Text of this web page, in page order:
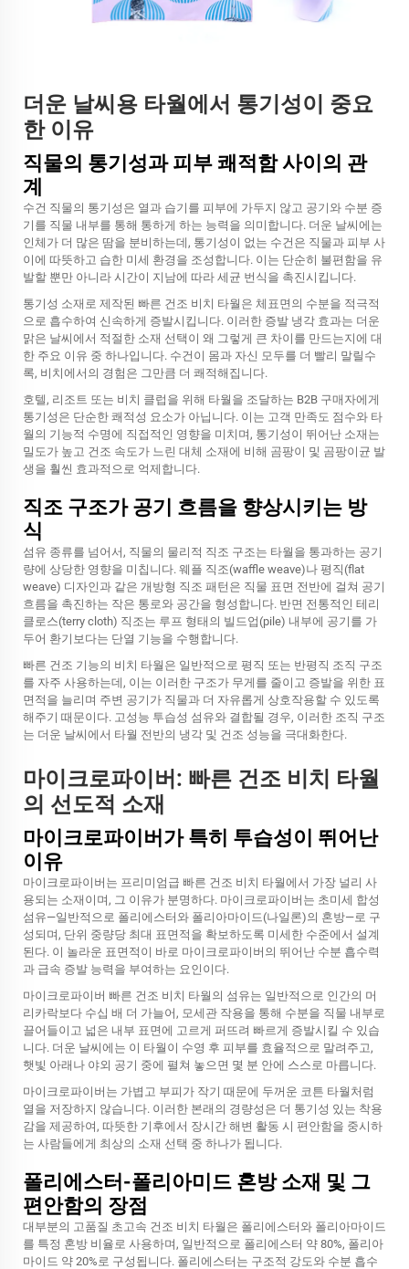
더운 날씨용 타월에서 통기성이 중요
한 이유
직물의 통기성과 피부 쾌적함 사이의 관
계
수건 직물의 통기성은 열과 습기를 피부에 가두지 않고 공기와 수분 증
기를 직물 내부를 통해 통하게 하는 능력을 의미합니다. 더운 날씨에는
인체가 더 많은 땀을 분비하는데, 통기성이 없는 수건은 직물과 피부 사
이에 따뜻하고 습한 미세 환경을 조성합니다. 이는 단순히 불편함을 유
발할 뿐만 아니라 시간이 지남에 따라 세균 번식을 촉진시킵니다.
통기성 소재로 제작된 빠른 건조 비치 타월은 체표면의 수분을 적극적
으로 흡수하여 신속하게 증발시킵니다. 이러한 증발 냉각 효과는 더운
맑은 날씨에서 적절한 소재 선택이 왜 그렇게 큰 차이를 만드는지에 대
한 주요 이유 중 하나입니다. 수건이 몸과 자신 모두를 더 빨리 말릴수
록, 비치에서의 경험은 그만큼 더 쾌적해집니다.
호텔, 리조트 또는 비치 클럽을 위해 타월을 조달하는 B2B 구매자에게
통기성은 단순한 쾌적성 요소가 아닙니다. 이는 고객 만족도 점수와 타
월의 기능적 수명에 직접적인 영향을 미치며, 통기성이 뛰어난 소재는
밀도가 높고 건조 속도가 느린 대체 소재에 비해 곰팡이 및 곰팡이균 발
생을 훨씬 효과적으로 억제합니다.
직조 구조가 공기 흐름을 향상시키는 방
식
섬유 종류를 넘어서, 직물의 물리적 직조 구조는 타월을 통과하는 공기
량에 상당한 영향을 미칩니다. 웨플 직조(waffle weave)나 평직(flat
weave) 디자인과 같은 개방형 직조 패턴은 직물 표면 전반에 걸쳐 공기
흐름을 촉진하는 작은 통로와 공간을 형성합니다. 반면 전통적인 테리
클로스(terry cloth) 직조는 루프 형태의 빌드업(pile) 내부에 공기를 가
두어 환기보다는 단열 기능을 수행합니다.
빠른 건조 기능의 비치 타월은 일반적으로 평직 또는 반평직 조직 구조
를 자주 사용하는데, 이는 이러한 구조가 무게를 줄이고 증발을 위한 표
면적을 늘리며 주변 공기가 직물과 더 자유롭게 상호작용할 수 있도록
해주기 때문이다. 고성능 투습성 섬유와 결합될 경우, 이러한 조직 구조
는 더운 날씨에서 타월 전반의 냉각 및 건조 성능을 극대화한다.
마이크로파이버: 빠른 건조 비치 타월
의 선도적 소재
마이크로파이버가 특히 투습성이 뛰어난
이유
마이크로파이버는 프리미엄급 빠른 건조 비치 타월에서 가장 널리 사
용되는 소재이며, 그 이유가 분명하다. 마이크로파이버는 초미세 합성
섬유—일반적으로 폴리에스터와 폴리아마이드(나일론)의 혼방—로 구
성되며, 단위 중량당 최대 표면적을 확보하도록 미세한 수준에서 설계
된다. 이 놀라운 표면적이 바로 마이크로파이버의 뛰어난 수분 흡수력
과 급속 증발 능력을 부여하는 요인이다.
마이크로파이버 빠른 건조 비치 타월의 섬유는 일반적으로 인간의 머
리카락보다 수십 배 더 가늘어, 모세관 작용을 통해 수분을 직물 내부로
끌어들이고 넓은 내부 표면에 고르게 퍼뜨려 빠르게 증발시킬 수 있습
니다. 더운 날씨에는 이 타월이 수영 후 피부를 효율적으로 말려주고,
햇빛 아래나 야외 공기 중에 펼쳐 놓으면 몇 분 안에 스스로 마릅니다.
마이크로파이버는 가볍고 부피가 작기 때문에 두꺼운 코튼 타월처럼
열을 저장하지 않습니다. 이러한 본래의 경량성은 더 통기성 있는 착용
감을 제공하여, 따뜻한 기후에서 장시간 해변 활동 시 편안함을 중시하
는 사람들에게 최상의 소재 선택 중 하나가 됩니다.
폴리에스터-폴리아미드 혼방 소재 및 그
편안함의 장점
대부분의 고품질 초고속 건조 비치 타월은 폴리에스터와 폴리아마이드
를 특정 혼방 비율로 사용하며, 일반적으로 폴리에스터 약 80%, 폴리아
마이드 약 20%로 구성됩니다. 폴리에스터는 구조적 강도와 수분 흡수